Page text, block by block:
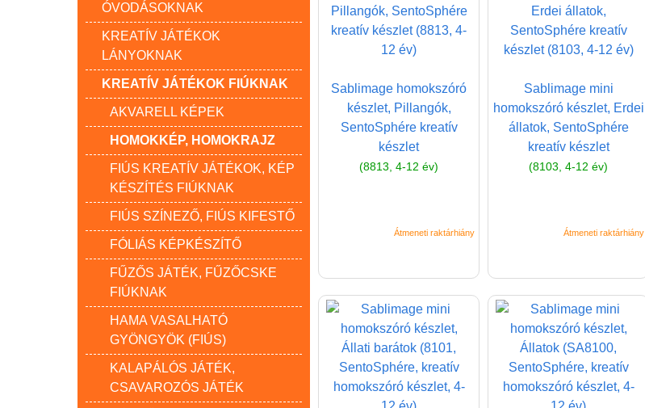
ÓVODÁSOKNAK
KREATÍV JÁTÉKOK
LÁNYOKNAK
KREATÍV JÁTÉKOK FIÚKNAK
AKVARELL KÉPEK
HOMOKKÉP, HOMOKRAJZ
FIÚS KREATÍV JÁTÉKOK, KÉP
KÉSZÍTÉS FIÚKNAK
FIÚS SZÍNEZŐ, FIÚS KIFESTŐ
FÓLIÁS KÉPKÉSZÍTŐ
FŰZŐS JÁTÉK, FŰZŐCSKE
FIÚKNAK
HAMA VASALHATÓ
GYÖNGYÖK (FIÚS)
KALAPÁLÓS JÁTÉK,
CSAVAROZÓS JÁTÉK
Sablimage homokszóró
készlet, Pillangók,
SentoSphére kreatív
készlet
(8813, 4-12 év)
Átmeneti raktárhiány
Sablimage mini
homokszóró készlet, Erdei
állatok, SentoSphére
kreatív készlet
(8103, 4-12 év)
Átmeneti raktárhiány